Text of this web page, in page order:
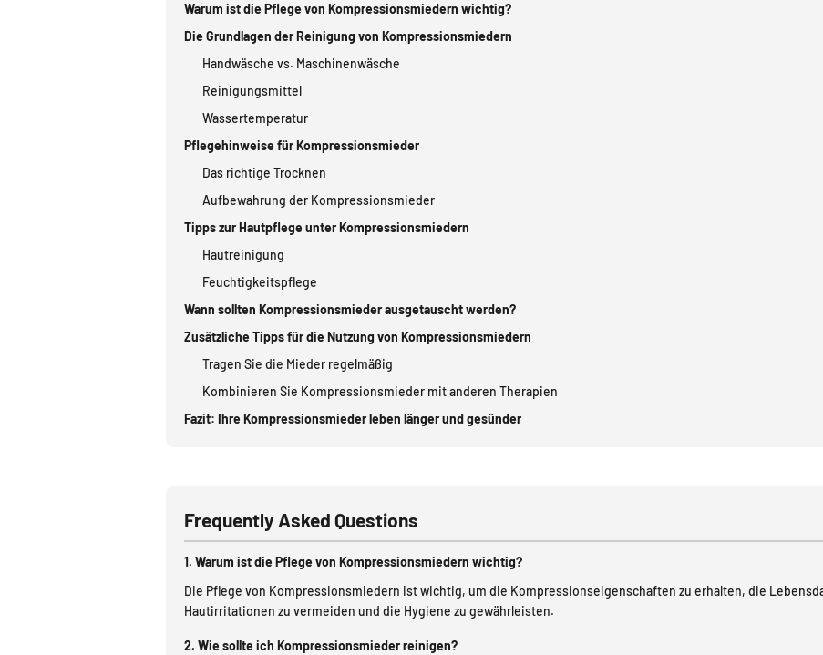
Warum ist die Pflege von Kompressionsmiedern wichtig?
Die Grundlagen der Reinigung von Kompressionsmiedern
Handwäsche vs. Maschinenwäsche
Reinigungsmittel
Wassertemperatur
Pflegehinweise für Kompressionsmieder
Das richtige Trocknen
Aufbewahrung der Kompressionsmieder
Tipps zur Hautpflege unter Kompressionsmiedern
Hautreinigung
Feuchtigkeitspflege
Wann sollten Kompressionsmieder ausgetauscht werden?
Zusätzliche Tipps für die Nutzung von Kompressionsmiedern
Tragen Sie die Mieder regelmäßig
Kombinieren Sie Kompressionsmieder mit anderen Therapien
Fazit: Ihre Kompressionsmieder leben länger und gesünder
Frequently Asked Questions
1. Warum ist die Pflege von Kompressionsmiedern wichtig?
Die Pflege von Kompressionsmiedern ist wichtig, um die Kompressionseigenschaften zu erhalten, die
Hautirritationen zu vermeiden und die Hygiene zu gewährleisten.
2. Wie sollte ich Kompressionsmieder reinigen?